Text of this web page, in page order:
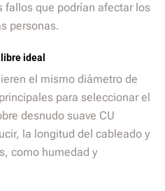
fallos que podrían afectar los
personas.
ideal
el mismo diámetro de
para seleccionar el
desnudo suave CU
la longitud del cableado y
como humedad y